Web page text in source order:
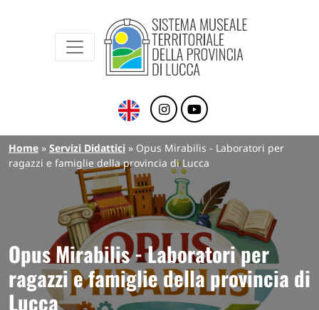
Sistema Museale Territoriale della
Briciole di pane
Home Servizi Didattici
Opus Mirabilis - Laboratori per
ragazzi e famiglie della provincia di Lucca
Opus Mirabilis - Laboratori per
ragazzi e famiglie della provincia di
Lucca